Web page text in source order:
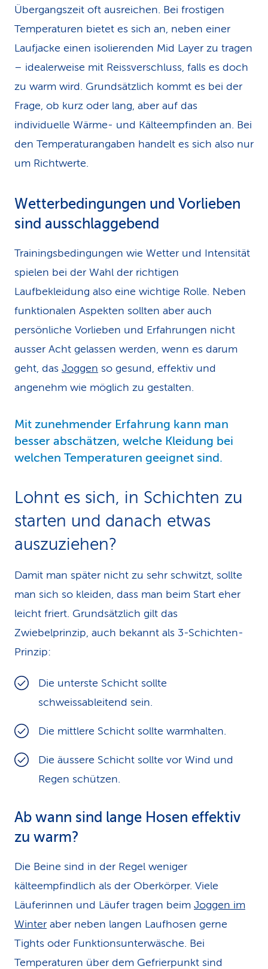
Übergangszeit oft ausreichen. Bei frostigen
Temperaturen bietet es sich an, neben einer
Laufjacke einen isolierenden Mid Layer zu tragen
– idealerweise mit Reissverschluss, falls es doch
zu warm wird. Grundsätzlich kommt es bei der
Frage, ob kurz oder lang, aber auf das
individuelle Wärme- und Kälteempfinden an. Bei
den Temperatur­angaben handelt es sich also nur
um Richtwerte.
Wetterbedingungen und Vorlieben
sind ausschlaggebend
Trainingsbedingungen wie Wetter und Intensität
spielen bei der Wahl der richtigen
Laufbekleidung also eine wichtige Rolle. Neben
funktionalen Aspekten sollten aber auch
persönliche Vorlieben und Erfahrungen nicht
ausser Acht gelassen werden, wenn es darum
geht, das Joggen so gesund, effektiv und
angenehm wie möglich zu gestalten.
Mit zunehmender Erfahrung kann man
besser abschätzen, welche Kleidung bei
welchen Temperaturen geeignet sind.
Lohnt es sich, in Schichten zu
starten und danach etwas
auszuziehen?
Damit man später nicht zu sehr schwitzt, sollte
man sich so kleiden, dass man beim Start eher
leicht friert. Grundsätzlich gilt das
Zwiebelprinzip, auch bekannt als 3-Schichten-
Prinzip:
Die unterste Schicht sollte
schweissableitend sein.
Die mittlere Schicht sollte warmhalten.
Die äussere Schicht sollte vor Wind und
Regen schützen.
Ab wann sind lange Hosen effektiv
zu warm?
Die Beine sind in der Regel weniger
kälteempfindlich als der Oberkörper. Viele
Läuferinnen und Läufer tragen beim Joggen im
Winter aber neben langen Laufhosen gerne
Tights oder Funktionsunterwäsche. Bei
Temperaturen über dem Gefrierpunkt sind